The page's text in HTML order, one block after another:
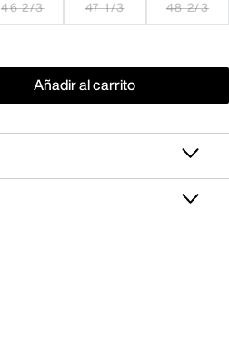
46 2/3 47 1/3 48 2/3
Añadir al carrito